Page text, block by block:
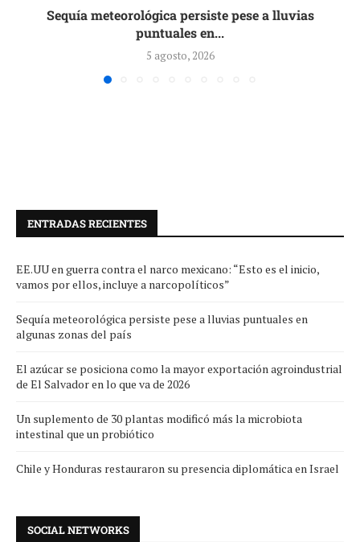
Sequía meteorológica persiste pese a lluvias
puntuales en...
5 agosto, 2026
ENTRADAS RECIENTES
EE.UU en guerra contra el narco mexicano: “Esto es el inicio,
vamos por ellos, incluye a narcopolíticos”
Sequía meteorológica persiste pese a lluvias puntuales en
algunas zonas del país
El azúcar se posiciona como la mayor exportación agroindustrial
de El Salvador en lo que va de 2026
Un suplemento de 30 plantas modificó más la microbiota
intestinal que un probiótico
Chile y Honduras restauraron su presencia diplomática en Israel
SOCIAL NETWORKS